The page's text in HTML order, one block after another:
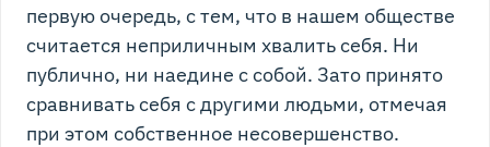
первую очередь, с тем, что в нашем обществе
считается неприличным хвалить себя. Ни
публично, ни наедине с собой. Зато принято
сравнивать себя с другими людьми, отмечая
при этом собственное несовершенство.